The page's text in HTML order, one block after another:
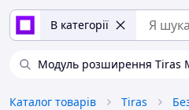
В категорії
Модуль розширення Tiras
Каталог товарів Tiras